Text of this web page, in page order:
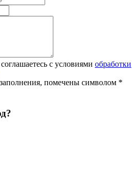
с условиями обработки
помечены символом *